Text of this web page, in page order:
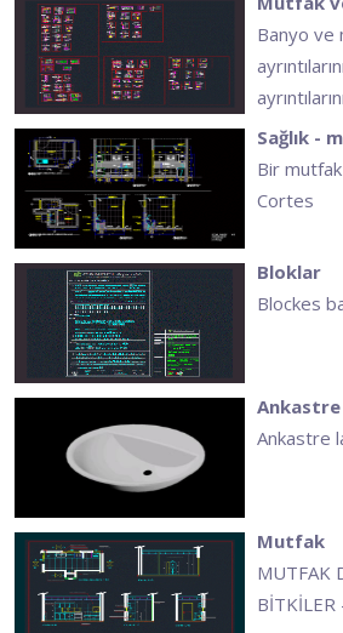
Banyo ve
ayrıntılarını
Sağlık -
Bir
Cortes
Bloklar
Blockes
Ankastre
Mutfak
MUTFAK
BİTKİLER